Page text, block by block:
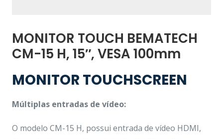
MONITOR TOUCH BEMATECH
CM-15 H, 15″, VESA 100mm
MONITOR TOUCHSCREEN
Múltiplas entradas de vídeo:
O modelo CM-15 H, possui entrada de vídeo HDMI,